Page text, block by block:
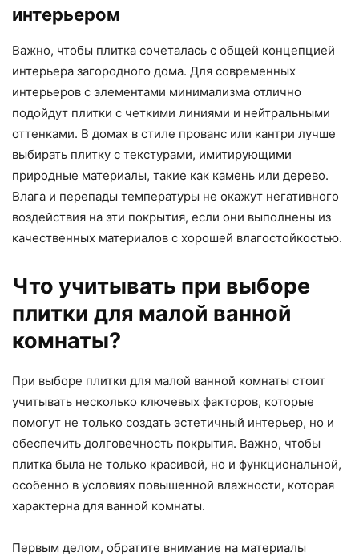
интерьером
Важно, чтобы плитка сочеталась с общей концепцией
интерьера загородного дома. Для современных
интерьеров с элементами минимализма отлично
подойдут плитки с четкими линиями и нейтральными
оттенками. В домах в стиле прованс или кантри лучше
выбирать плитку с текстурами, имитирующими
природные материалы, такие как камень или дерево.
Влага и перепады температуры не окажут негативного
воздействия на эти покрытия, если они выполнены из
качественных материалов с хорошей влагостойкостью.
Что учитывать при выборе
плитки для малой ванной
комнаты?
При выборе плитки для малой ванной комнаты стоит
учитывать несколько ключевых факторов, которые
помогут не только создать эстетичный интерьер, но и
обеспечить долговечность покрытия. Важно, чтобы
плитка была не только красивой, но и функциональной,
особенно в условиях повышенной влажности, которая
характерна для ванной комнаты.
Первым делом, обратите внимание на материалы